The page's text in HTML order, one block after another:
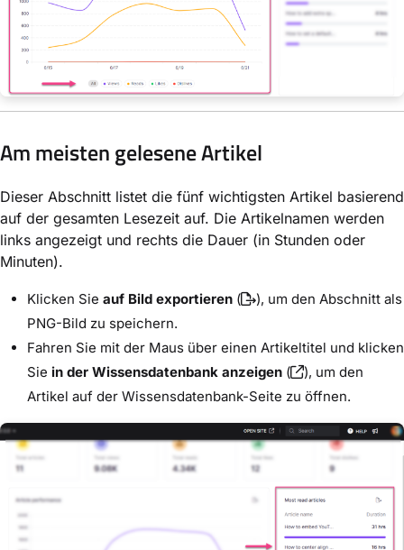
Am meisten gelesene Artikel
Dieser Abschnitt listet die fünf wichtigsten Artikel basierend
auf der gesamten Lesezeit auf. Die Artikelnamen werden
links angezeigt und rechts die Dauer (in Stunden oder
Minuten).
Klicken Sie auf Bild exportieren (
), um den Abschnitt als
PNG-Bild zu speichern.
Fahren Sie mit der Maus über einen Artikeltitel und klicken
Sie in der Wissensdatenbank anzeigen (
), um den
Artikel auf der Wissensdatenbank-Seite zu öffnen.